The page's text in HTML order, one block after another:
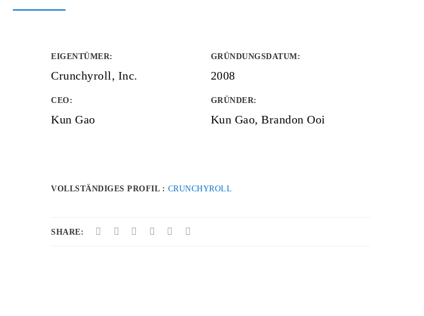
EIGENTÜMER:
Crunchyroll, Inc.
GRÜNDUNGSDATUM:
2008
CEO:
Kun Gao
GRÜNDER:
Kun Gao, Brandon Ooi
VOLLSTÄNDIGES PROFIL : CRUNCHYROLL
SHARE: